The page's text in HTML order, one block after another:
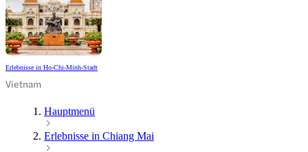
Erlebnisse in Ho-Chi-Minh-Stadt
Vietnam
Hauptmenü
Erlebnisse in Chiang Mai